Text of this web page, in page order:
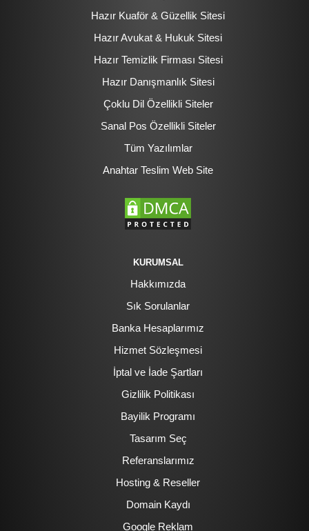
Hazır Kuaför & Güzellik Sitesi
Hazır Avukat & Hukuk Sitesi
Hazır Temizlik Firması Sitesi
Hazır Danışmanlık Sitesi
Çoklu Dil Özellikli Siteler
Sanal Pos Özellikli Siteler
Tüm Yazılımlar
Anahtar Teslim Web Site
KURUMSAL
Hakkımızda
Sık Sorulanlar
Banka Hesaplarımız
Hizmet Sözleşmesi
İptal ve İade Şartları
Gizlilik Politikası
Bayilik Programı
Tasarım Seç
Referanslarımız
Hosting & Reseller
Domain Kaydı
Google Reklam